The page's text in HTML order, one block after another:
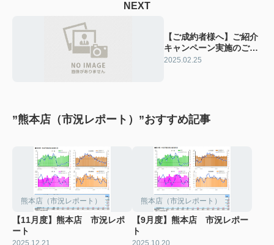
NEXT
【ご成約者様へ】ご紹介
キャンペーン実施のご案
内
2025.02.25
”熊本店（市況レポート）”おすすめ記事
熊本店（市況レポート）
【11月度】熊本店 市況レポ
ート
2025.12.21
熊本店（市況レポート）
【9月度】熊本店 市況レポー
ト
2025.10.20